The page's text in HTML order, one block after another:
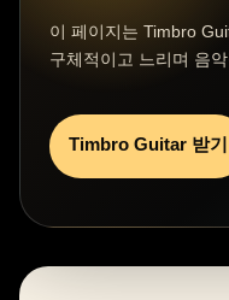
이 페이지는 Timbro
구체적이고 느리며 음
Timbro Guitar 받기